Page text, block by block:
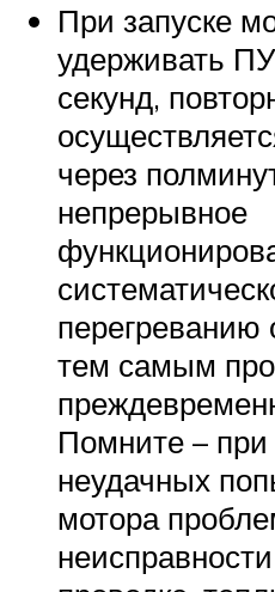
При запуске
удерживать
секунд,
через
непрерывное
перегреванию
тем самым
Помните – при
неудачных
мотора